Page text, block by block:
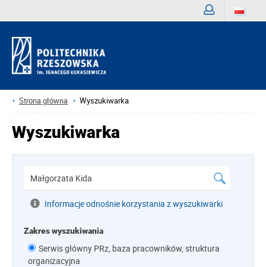
Strona główna Wyszukiwarka
Wyszukiwarka
Informacje odnośnie korzystania z wyszukiwarki
Zakres wyszukiwania
Serwis główny PRz, baza pracowników, struktura
organizacyjna